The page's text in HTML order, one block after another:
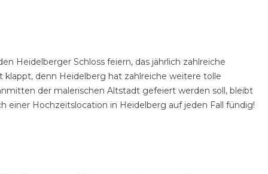
Heidelberger Schloss feiern, das jährlich zahlreiche
klappt, denn Heidelberg hat zahlreiche weitere tolle
der malerischen Altstadt gefeiert werden soll, bleibt
einer Hochzeitslocation in Heidelberg auf jeden Fall fündig!